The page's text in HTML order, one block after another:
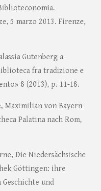
5 marzo 2013. Firenze,
Gutenberg a
fra tradizione e
8 (2013), p. 11-18.
Maximilian von Bayern
Palatina nach Rom,
Die Niedersächsische
Göttingen: ihre
und